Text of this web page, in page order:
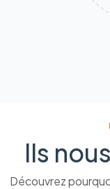
Ils
Découvrez